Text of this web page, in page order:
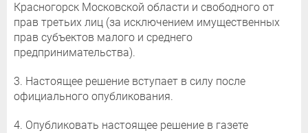
Красногорск Московской области и свободного от
прав третьих лиц (за исключением имущественных
прав субъектов малого и среднего
предпринимательства).
3. Настоящее решение вступает в силу после
официального опубликования.
4. Опубликовать настоящее решение в газете